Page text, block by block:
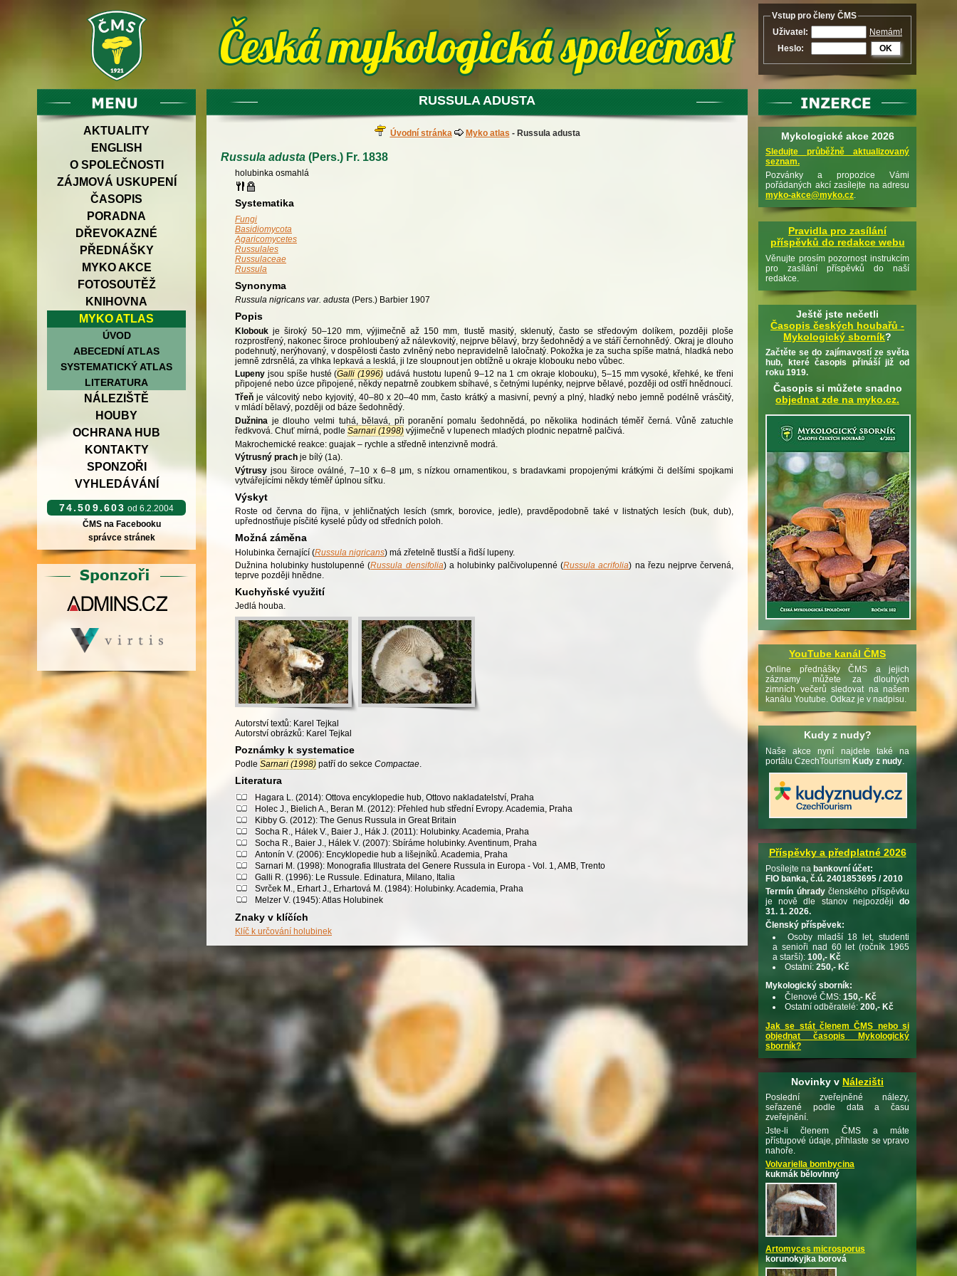
AKTUALITY
ENGLISH
O SPOLEČNOSTI
ZÁJMOVÁ USKUPENÍ
ČASOPIS
PORADNA
DŘEVOKAZNÉ
PŘEDNÁŠKY
MYKO AKCE
FOTOSOUTĚŽ
KNIHOVNA
MYKO ATLAS
ÚVOD
ABECEDNÍ ATLAS
SYSTEMATICKÝ ATLAS
LITERATURA
NÁLEZIŠTĚ
HOUBY
OCHRANA HUB
KONTAKTY
SPONZOŘI
VYHLEDÁVÁNÍ
74.509.603 od 6.2.2004
ČMS na Facebooku
správce stránek
RUSSULA ADUSTA
Úvodní stránka Myko atlas - Russula adusta
Russula adusta (Pers.) Fr. 1838
holubinka osmahlá
Systematika
Fungi
Basidiomycota
Agaricomycetes
Russulales
Russulaceae
Russula
Synonyma
Russula nigricans var. adusta (Pers.) Barbier 1907
Popis
Klobouk je široký 50–120 mm, výjimečně až 150 mm, tlustě masitý, sklenutý, často se středovým dolíkem, později ploše
rozprostřený, nakonec široce prohloubený až nálevkovitý, nejprve bělavý, brzy šedohnědý a ve stáří černohnědý. Okraj je dlouho
podehnutý, nerýhovaný, v dospělosti často zvlněný nebo nepravidelně laločnatý. Pokožka je za sucha spíše matná, hladká nebo
jemně zdrsnělá, za vlhka lepkavá a lesklá, ji lze sloupnout jen obtížně u okraje klobouku nebo vůbec.
Lupeny jsou spíše husté (Galli (1996) udává hustotu lupenů 9–12 na 1 cm okraje klobouku), 5–15 mm vysoké, křehké, ke třeni
připojené nebo úzce připojené, někdy nepatrně zoubkem sbíhavé, s četnými lupénky, nejprve bělavé, později od ostří hnědnoucí.
Třeň je válcovitý nebo kyjovitý, 40–80 x 20–40 mm, často krátký a masivní, pevný a plný, hladký nebo jemně podélně vrásčitý,
v mládí bělavý, později od báze šedohnědý.
Dužnina je dlouho velmi tuhá, bělavá, při poranění pomalu šedohnědá, po několika hodinách téměř černá. Vůně zatuchle
ředkvová. Chuť mírná, podle Sarnari (1998) výjimečně v lupenech mladých plodnic nepatrně palčivá.
Makrochemické reakce: guajak – rychle a středně intenzivně modrá.
Výtrusný prach je bílý (1a).
Výtrusy jsou široce oválné, 7–10 x 6–8 µm, s nízkou ornamentikou, s bradavkami propojenými krátkými či delšími spojkami
vytvářejícími někdy téměř úplnou síťku.
Výskyt
Roste od června do října, v jehličnatých lesích (smrk, borovice, jedle), pravděpodobně také v listnatých lesích (buk, dub),
upřednostňuje písčité kyselé půdy od středních poloh.
Možná záměna
Holubinka černající (Russula nigricans) má zřetelně tlustší a řidší lupeny.
Dužnina holubinky hustolupenné (Russula densifolia) a holubinky palčivolupenné (Russula acrifolia) na řezu nejprve červená,
teprve později hnědne.
Kuchyňské využití
Jedlá houba.
Autorství textů: Karel Tejkal
Autorství obrázků: Karel Tejkal
Poznámky k systematice
Podle Sarnari (1998) patří do sekce Compactae.
Literatura
Hagara L. (2014): Ottova encyklopedie hub, Ottovo nakladatelství, Praha
Holec J., Bielich A., Beran M. (2012): Přehled hub střední Evropy. Academia, Praha
Kibby G. (2012): The Genus Russula in Great Britain
Socha R., Hálek V., Baier J., Hák J. (2011): Holubinky. Academia, Praha
Socha R., Baier J., Hálek V. (2007): Sbíráme holubinky. Aventinum, Praha
Antonín V. (2006): Encyklopedie hub a lišejníků. Academia, Praha
Sarnari M. (1998): Monografia Illustrata del Genere Russula in Europa - Vol. 1, AMB, Trento
Galli R. (1996): Le Russule. Edinatura, Milano, Italia
Svrček M., Erhart J., Erhartová M. (1984): Holubinky. Academia, Praha
Melzer V. (1945): Atlas Holubinek
Znaky v klíčích
Klíč k určování holubinek
Vstup pro členy ČMS
Uživatel:
Nemám!
Heslo:
OK
Mykologické akce 2026
Sledujte průběžně aktualizovaný
seznam.
Pozvánky a propozice Vámi
pořádaných akcí zasílejte na adresu
myko-akce@myko.cz.
Pravidla pro zasílání
příspěvků do redakce webu
Věnujte prosím pozornost instrukcím
pro zasílání příspěvků do naší
redakce.
Ještě jste nečetli
Časopis českých houbařů -
Mykologický sborník?
Začtěte se do zajímavostí ze světa
hub, které časopis přináší již od
roku 1919.
Časopis si můžete snadno
objednat zde na myko.cz.
YouTube kanál ČMS
Online přednášky ČMS a jejich
záznamy můžete za dlouhých
zimních večerů sledovat na našem
kanálu Youtube. Odkaz je v nadpisu.
Kudy z nudy?
Naše akce nyní najdete také na
portálu CzechTourism Kudy z nudy
Příspěvky a předplatné 2026
Posílejte na bankovní účet:
FIO banka, č.ú. 2401853695 / 2010
Termín úhradyčlenského příspěvku
je nově dle stanov nejpozději do
31. 1. 2026.
Členský příspěvek:
Osoby mladší 18 let, studenti
a senioři nad 60 let (ročník 1965
a starší): 100,- Kč
Ostatní: 250,- Kč
Mykologický sborník:
Členové ČMS: 150,- Kč
Ostatní odběratelé: 200,- Kč
Jak se stát členem ČMS nebo si
objednat časopis Mykologický
sborník?
Novinky v Nálezišti
Poslední zveřejněné nálezy,
seřazené podle data a času
zveřejnění.
Jste-li členem ČMS a máte
přístupové údaje, přihlaste se vpravo
nahoře.
Volvariella bombycina
kukmák bělovlnný
Artomyces microsporus
korunokyjka borová